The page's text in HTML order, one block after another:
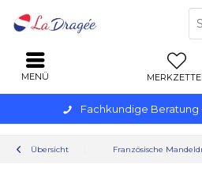
Fachkundige Beratung
MENÜ
Übersicht Französische